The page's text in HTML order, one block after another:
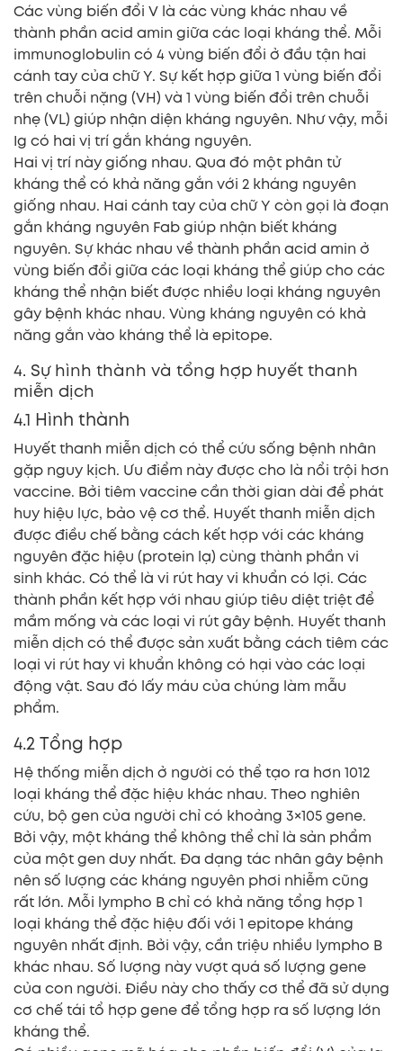
Các vùng biến đổi V là các vùng khác nhau về
thành phần acid amin giữa các loại kháng thể. Mỗi
immunoglobulin có 4 vùng biến đổi ở đầu tận hai
cánh tay của chữ Y. Sự kết hợp giữa 1 vùng biến đổi
trên chuỗi nặng (VH) và 1 vùng biến đổi trên chuỗi
nhẹ (VL) giúp nhận diện kháng nguyên. Như vậy, mỗi
Ig có hai vị trí gắn kháng nguyên.
Hai vị trí này giống nhau. Qua đó một phân tử
kháng thể có khả năng gắn với 2 kháng nguyên
giống nhau. Hai cánh tay của chữ Y còn gọi là đoạn
gắn kháng nguyên Fab giúp nhận biết kháng
nguyên. Sự khác nhau về thành phần acid amin ở
vùng biến đổi giữa các loại kháng thể giúp cho các
kháng thể nhận biết được nhiều loại kháng nguyên
gây bệnh khác nhau. Vùng kháng nguyên có khả
năng gắn vào kháng thể là epitope.
4. Sự hình thành và tổng hợp huyết thanh
miễn dịch
4.1 Hình thành
Huyết thanh miễn dịch có thể cứu sống bệnh nhân
gặp nguy kịch. Ưu điểm này được cho là nổi trội hơn
vaccine. Bởi tiêm vaccine cần thời gian dài để phát
huy hiệu lực, bảo vệ cơ thể. Huyết thanh miễn dịch
được điều chế bằng cách kết hợp với các kháng
nguyên đặc hiệu (protein lạ) cùng thành phần vi
sinh khác. Có thể là vi rút hay vi khuẩn có lợi. Các
thành phần kết hợp với nhau giúp tiêu diệt triệt để
mầm mống và các loại vi rút gây bệnh. Huyết thanh
miễn dịch có thể được sản xuất bằng cách tiêm các
loại vi rút hay vi khuẩn không có hại vào các loại
động vật. Sau đó lấy máu của chúng làm mẫu
phẩm.
4.2 Tổng hợp
Hệ thống miễn dịch ở người có thể tạo ra hơn 1012
loại kháng thể đặc hiệu khác nhau. Theo nghiên
cứu, bộ gen của người chỉ có khoảng 3×105 gene.
Bởi vậy, một kháng thể không thể chỉ là sản phẩm
của một gen duy nhất. Đa dạng tác nhân gây bệnh
nên số lượng các kháng nguyên phơi nhiễm cũng
rất lớn. Mỗi lympho B chỉ có khả năng tổng hợp 1
loại kháng thể đặc hiệu đối với 1 epitope kháng
nguyên nhất định. Bởi vậy, cần triệu nhiều lympho B
khác nhau. Số lượng này vượt quá số lượng gene
của con người. Điều này cho thấy cơ thể đã sử dụng
cơ chế tái tổ hợp gene để tổng hợp ra số lượng lớn
kháng thể.